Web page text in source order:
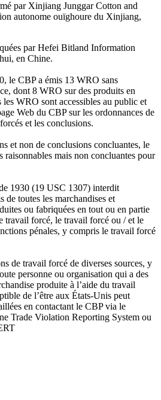
par Xinjiang Junggar Cotton and
autonome ouïghoure du Xinjiang,
par Hefei Bitland Information
en Chine.
le CBP a émis 13 WRO sans
dont 8 WRO sur des produits en
WRO sont accessibles au public et
Web du CBP sur les ordonnances de
et les conclusions.
et non de conclusions concluantes, le
mais non concluantes pour
1930 (19 USC 1307) interdit
de toutes les marchandises et
ou fabriquées en tout ou en partie
travail forcé, le travail forcé ou / et le
pénales, y compris le travail forcé
de travail forcé de diverses sources, y
personne ou organisation qui a des
produite à l’aide du travail
de l’être aux États-Unis peut
en contactant le CBP via le
Trade Violation Reporting System ou